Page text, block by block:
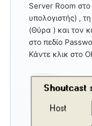
Server Room στο
υπολογιστής) ,
(Θύρα ) και τον
στο πεδίο
Κάντε κλικ στο